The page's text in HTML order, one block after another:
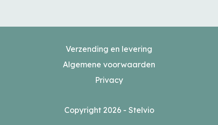
Copyright 2026 - Stelvio
Verzending en levering
Algemene voorwaarden
Privacy